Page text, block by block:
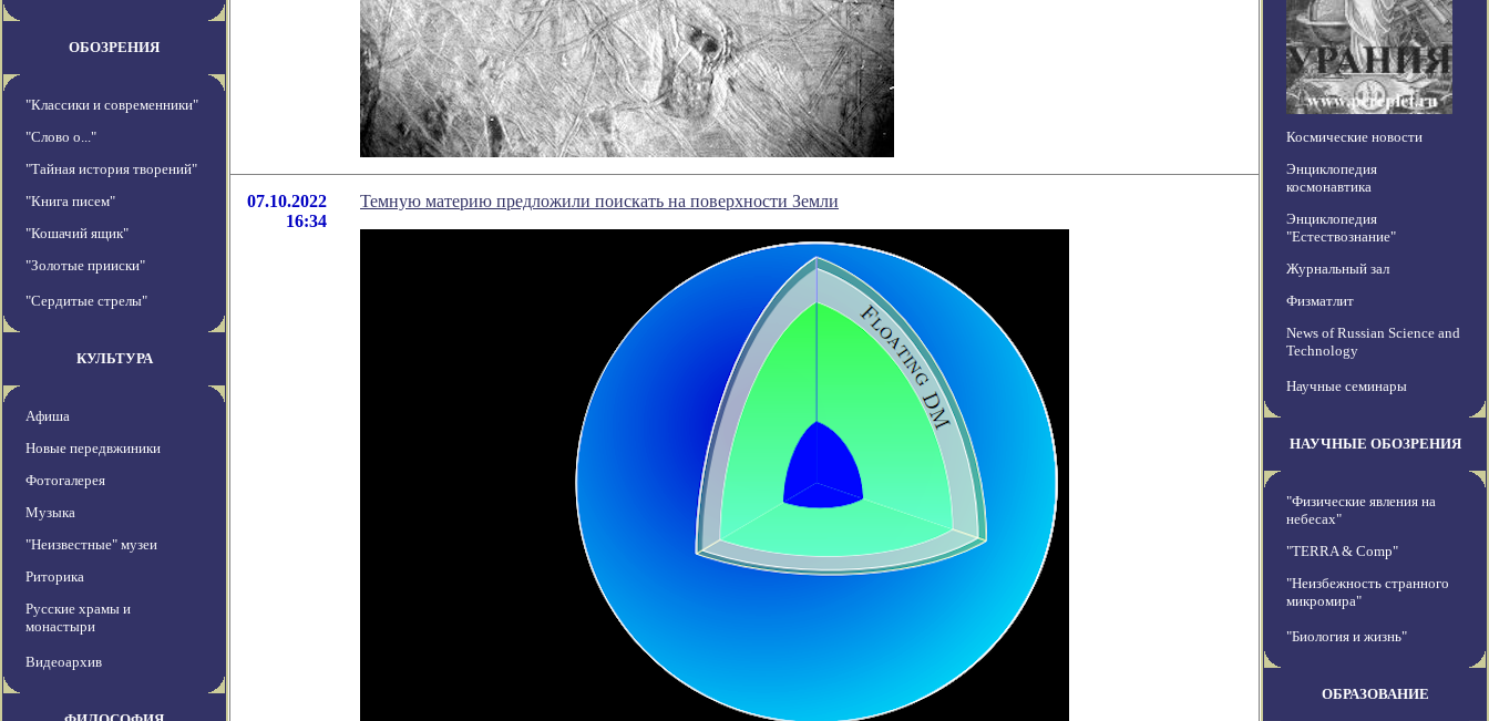
ОБОЗРЕНИЯ
"Классики и современники"
"Слово о..."
"Тайная история творений"
"Книга писем"
"Кошачий ящик"
"Золотые прииски"
"Сердитые стрелы"
КУЛЬТУРА
Афиша
Новые передвжиники
Фотогалерея
Музыка
"Неизвестные" музеи
Риторика
Русские храмы и
монастыри
Видеоархив
07.10.2022
16:34
Темную материю предложили поискать на поверхности Земли
Космические новости
Энциклопедия
космонавтика
Энциклопедия
"Естествознание"
Журнальный зал
Физматлит
News of Russian Science and
Technology
Научные семинары
НАУЧНЫЕ ОБОЗРЕНИЯ
"Физические явления на
небесах"
"TERRA & Comp"
"Неизбежность странного
микромира"
"Биология и жизнь"
ОБРАЗОВАНИЕ